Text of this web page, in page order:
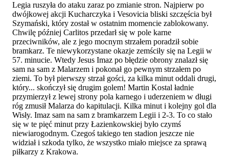
Legia ruszyła do ataku zaraz po zmianie stron. Najpierw po
dwójkowej akcji Kucharczyka i Vesovicia bliski szczęścia był
Szymański, który został w ostatnim momencie zablokowany.
Chwilę później Carlitos przedarł się w pole karne
przeciwników, ale z jego mocnym strzałem poradził sobie
bramkarz. Te niewykorzystane okazje zemściły się na Legii w
57. minucie. Wtedy Jesus Imaz po błędzie obrony znalazł się
sam na sam z Malarzem i pokonał go pewnym strzałem po
ziemi. To był pierwszy strzał gości, za kilka minut oddali drugi,
który... skończył się drugim golem! Martin Kostal ładnie
przymierzył z lewej strony pola karnego i uderzeniem w długi
róg zmusił Malarza do kapitulacji. Kilka minut i kolejny gol dla
Wisły. Imaz sam na sam z bramkarzem Legii i 2-3. To co stało
się w te pięć minut przy Łazienkowskiej było czymś
niewiarogodnym. Czegoś takiego ten stadion jeszcze nie
widział i szkoda tylko, że wszystko miało miejsce za sprawą
piłkarzy z Krakowa.